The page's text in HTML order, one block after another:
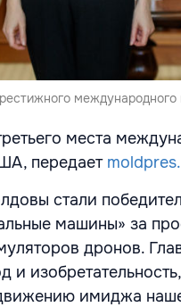
международного
места
передает
стали
машины» за
дронов.
и
имиджа